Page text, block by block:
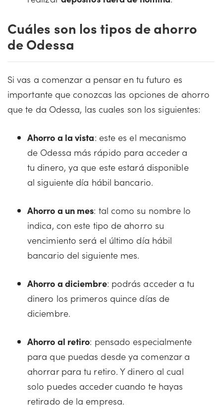
Cuáles son los tipos de ahorro
de Odessa
Si vas a comenzar a pensar en tu futuro es
importante que conozcas las opciones de ahorro
que te da Odessa, las cuales son los siguientes:
Ahorro a la vista: este es el mecanismo
de Odessa más rápido para acceder a
tu dinero, ya que este estará disponible
al siguiente día hábil bancario.
Ahorro a un mes: tal como su nombre lo
indica, con este tipo de ahorro su
vencimiento será el último día hábil
bancario del siguiente mes.
Ahorro a diciembre: podrás acceder a tu
dinero los primeros quince días de
diciembre.
Ahorro al retiro: pensado especialmente
para que puedas desde ya comenzar a
ahorrar para tu retiro. Y dinero al cual
solo puedes acceder cuando te hayas
retirado de la empresa.